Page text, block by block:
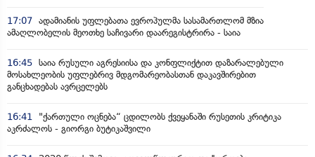
17:07 ადამიანის უფლებათა ევროპულმა სასამართლომ მზია
ამაღლობელის მეოთხე საჩივარი დაარეგისტრირა - საია
16:45 საია რუსული აგრესიისა და კონფლიქტით დაზარალებული
მოსახლეობის უფლებრივ მდგომარეობასთან დაკავშირებით
განცხადებას ავრცელებს
16:41
"ქართული ოცნება“ ცდილობს ქვეყანაში რუსეთის კრიტიკა
აკრძალოს - გიორგი ბუტიკაშვილი